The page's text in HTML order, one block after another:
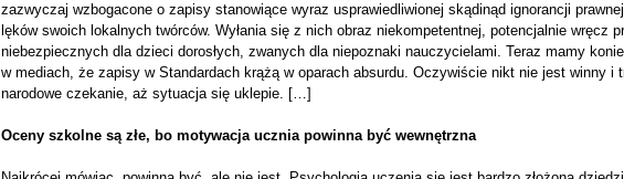
zazwyczaj wzbogacone o zapisy stanowiące wyraz usprawiedliwionej skądinąd ignorancji
lęków swoich lokalnych twórców. Wyłania się z nich obraz niekompetentnej, potencjalnie wręcz
niebezpiecznych dla dzieci dorosłych, zwanych dla niepoznaki nauczycielami. Teraz mamy
w mediach, że zapisy w Standardach krążą w oparach absurdu. Oczywiście nikt nie jest winny i
narodowe czekanie, aż sytuacja się uklepie. […]
Oceny szkolne są złe, bo motywacja ucznia powinna być wewnętrzna